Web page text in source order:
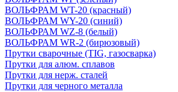
ВОЛЬФРАМ WT-20 (красный)
ВОЛЬФРАМ WY-20 (синий)
ВОЛЬФРАМ WZ-8 (белый)
ВОЛЬФРАМ WR-2 (бирюзовый)
Прутки сварочные (TIG, газосварка)
Прутки для алюм. сплавов
Прутки для нерж. сталей
Прутки для черного металла